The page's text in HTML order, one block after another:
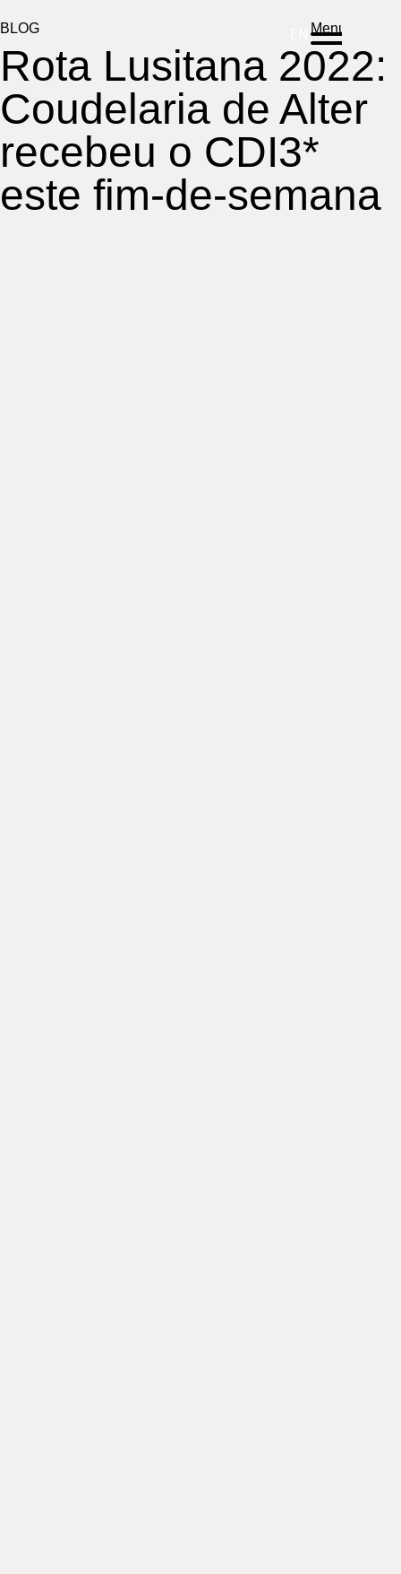
Menu
BLOG
Rota Lusitana 2022:
Coudelaria de Alter
recebeu o CDI3*
este fim-de-semana